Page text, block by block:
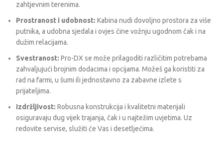
zahtjevnim terenima.
Prostranost i udobnost: Kabina nudi dovoljno prostora za više
putnika, a udobna sjedala i ovjes čine vožnju ugodnom čak i na
dužim relacijama.
Svestranost: Pro-DX se može prilagoditi različitim potrebama
zahvaljujući brojnim dodacima i opcijama. Možeš ga koristiti za
rad na farmi, u šumi ili jednostavno za zabavne izlete s
prijateljima.
Izdržljivost: Robusna konstrukcija i kvalitetni materijali
osiguravaju dug vijek trajanja, čak i u najtežim uvjetima. Uz
redovite servise, služiti će Vas i desetljećima.